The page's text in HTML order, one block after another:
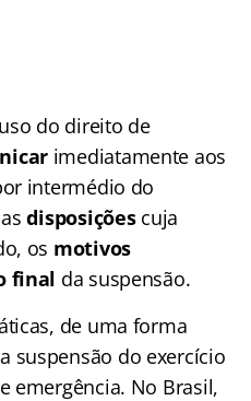
do direito de
imediatamente aos
intermédio do
asdisposiçõescuja
os motivos
final da suspensão.
de uma forma
suspensão do exercício
emergência. No Brasil,